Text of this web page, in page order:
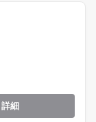
詳細